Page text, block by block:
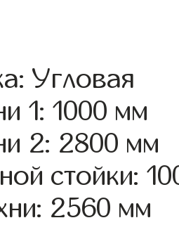
Угловая
1: 1000 мм
2: 2800 мм
стойки:
2560 мм